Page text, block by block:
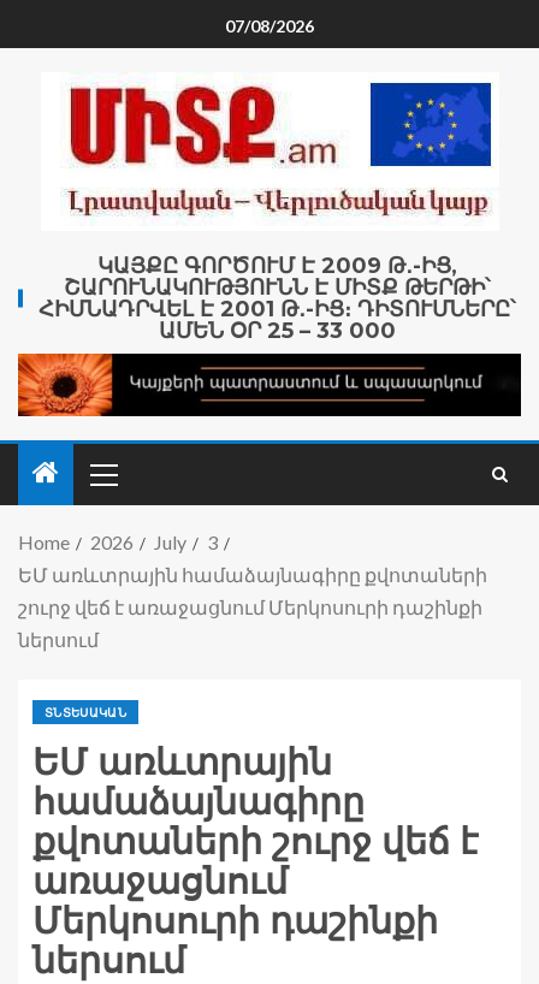
07/08/2026
ԿԱՅՔԸ ԳՈՐԾՈՒՄ Է 2009 Թ․-ԻՑ,
ՇԱՐՈՒՆԱԿՈՒԹՅՈՒՆՆ Է ՄԻՏՔ ԹԵՐԹԻ՝
ՀԻՄՆԱԴՐՎԵԼ Է 2001 Թ․-ԻՑ։ ԴԻՏՈՒՄՆԵՐԸ՝
ԱՄԵՆ ՕՐ 25 – 33 000
Home 2026 July
3
ԵՄ առևտրային համաձայնագիրը քվոտաների
շուրջ վեճ է առաջացնում Մերկոսուրի դաշինքի
ներսում
ՏՆՏԵՍԱԿԱՆ
ԵՄ առևտրային
համաձայնագիրը
քվոտաների շուրջ վեճ է
առաջացնում
Մերկոսուրի դաշինքի
ներսում